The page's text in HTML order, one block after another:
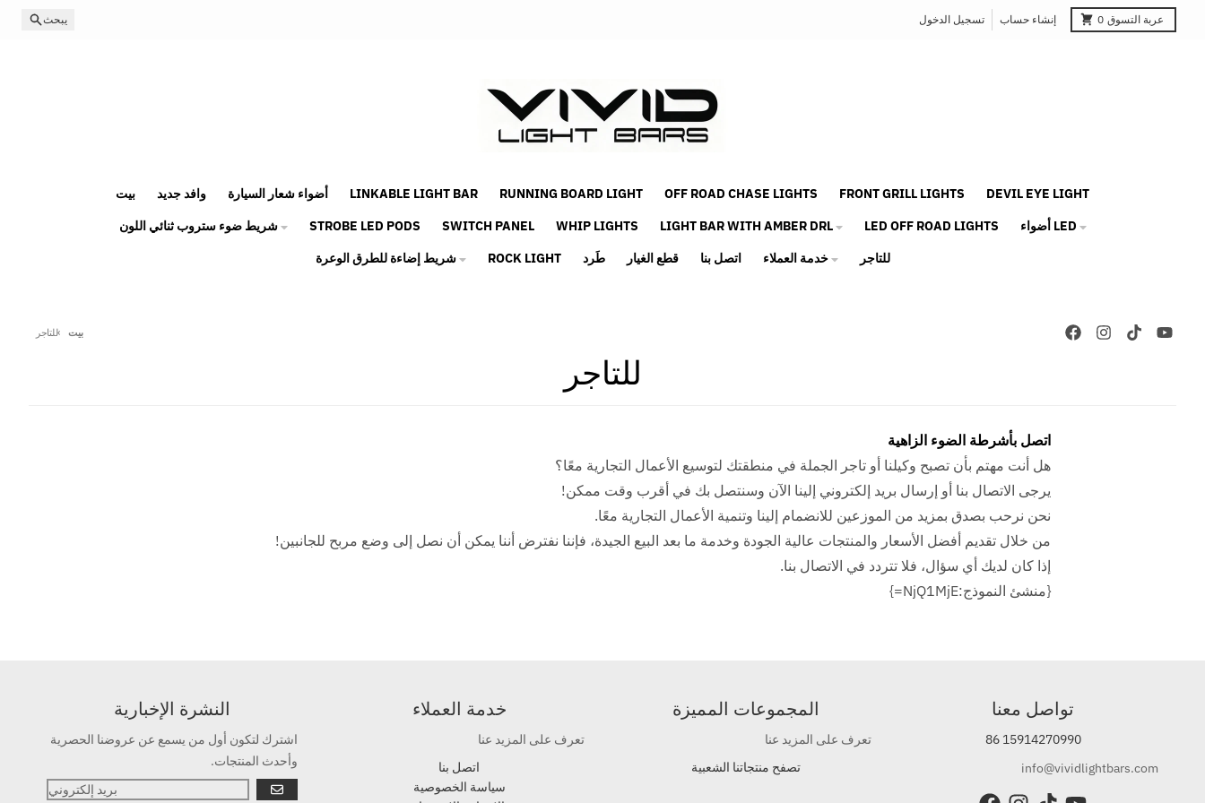
انتقل إلى المحتوى
يبحث تسجيل الدخول إنشاء حساب 0 عربة التسوق
بيت وافد جديد أضواء شعار السيارة LINKABLE LIGHT BAR RUNNING BOARD LIGHT OFF ROAD CHASE LIGHTS FRONT GRILL LIGHTS
DEVIL EYE LIGHT
شريط ضوء ستروب ثنائي اللون
STROBE LED PODS SWITCH PANEL WHIP LIGHTS LIGHT BAR WITH AMBER DRL LED OFF ROAD LIGHTS
أضواء LED
شريط إضاءة للطرق الوعرة
ROCK LIGHT طَرد قطع الغيار اتصل بنا خدمة العملاء للتاجر
بيت للتاجر
للتاجر
اتصل بأشرطة الضوء الزاهية
هل أنت مهتم بأن تصبح وكيلنا أو تاجر الجملة في منطقتك لتوسيع الأعمال التجارية معًا؟
يرجى الاتصال بنا أو إرسال بريد إلكتروني إلينا الآن وسنتصل بك في أقرب وقت ممكن!
نحن نرحب بصدق بمزيد من الموزعين للانضمام إلينا وتنمية الأعمال التجارية معًا.
من خلال تقديم أفضل الأسعار والمنتجات عالية الجودة وخدمة ما بعد البيع الجيدة، فإننا نفترض أننا يمكن أن نصل إلى وضع مربح للجانبين!
إذا كان لديك أي سؤال، فلا تتردد في الاتصال بنا.
{منشئ النموذج:NjQ1MjE=}
النشرة الإخبارية
اشترك لتكون أول من يسمع عن عروضنا الحصرية
وأحدث المنتجات.
يذهب
خدمة العملاء
تعرف على المزيد عنا
اتصل بنا
سياسة الخصوصية
المجموعات المميزة
تعرف على المزيد عنا
تصفح منتجاتنا الشعبية
تواصل معنا
86 15914270990
info@vividlightbars.com